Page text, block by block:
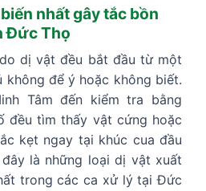
nhất gây tắc bồn
Đức Thọ
dị vật đều bắt đầu từ một
không để ý hoặc không biết.
Tâm đến kiểm tra bằng
đều tìm thấy vật cứng hoặc
kẹt ngay tại khúc cua đầu
là những loại dị vật xuất
trong các ca xử lý tại Đức